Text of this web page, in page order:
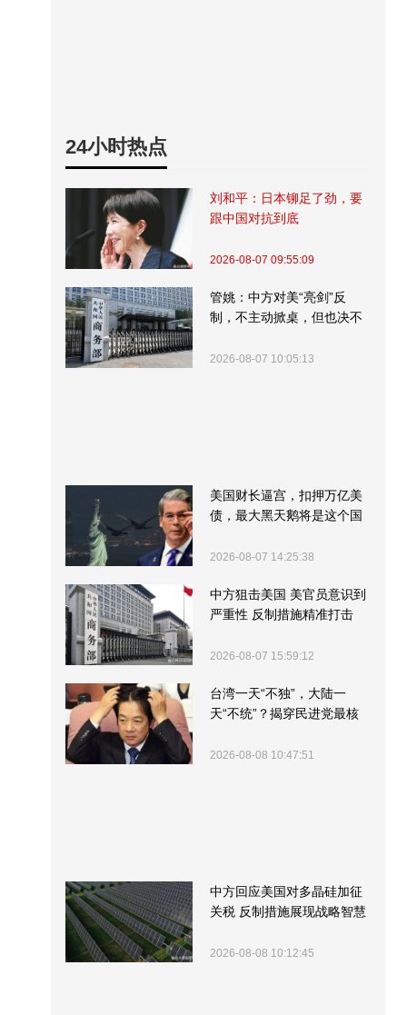
24小时热点
刘和平：日本铆足了劲，要
跟中国对抗到底
2026-08-07 09:55:09
管姚：中方对美“亮剑”反
制，不主动掀桌，但也决不
2026-08-07 10:05:13
美国财长逼宫，扣押万亿美
债，最大黑天鹅将是这个国
2026-08-07 14:25:38
中方狙击美国 美官员意识到
严重性 反制措施精准打击
2026-08-07 15:59:12
台湾一天“不独”，大陆一
天“不统”？揭穿民进党最核
2026-08-08 10:47:51
中方回应美国对多晶硅加征
关税 反制措施展现战略智慧
2026-08-08 10:12:45